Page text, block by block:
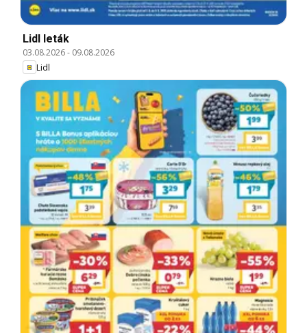
Lidl leták
03.08.2026- 09.08.2026
Lidl